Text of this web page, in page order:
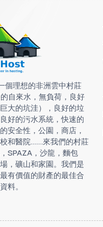
個理想的非洲雲中村莊
自來水，無負荷，良好
大的坑洼），良好的垃
好的污水系統，快速的
安全性，公園，商店，
和醫院......來我們的村莊
SPAZA，沙龍，麵包
，礦山和家園。我們是
有價值的財產的最佳合
料。